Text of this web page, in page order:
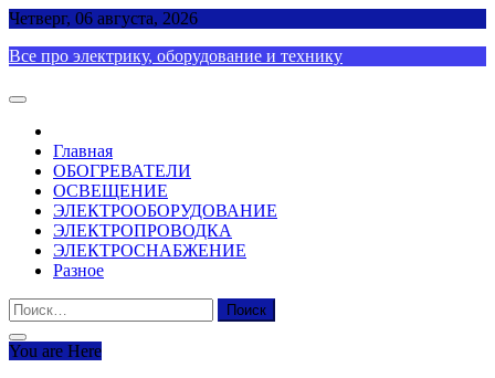
Skip
content
Четверг, 06 августа, 2026
Все про электрику, оборудование и технику
Главная
ОБОГРЕВАТЕЛИ
ОСВЕЩЕНИЕ
ЭЛЕКТРООБОРУДОВАНИЕ
ЭЛЕКТРОПРОВОДКА
ЭЛЕКТРОСНАБЖЕНИЕ
Разное
Найти:
You are Here